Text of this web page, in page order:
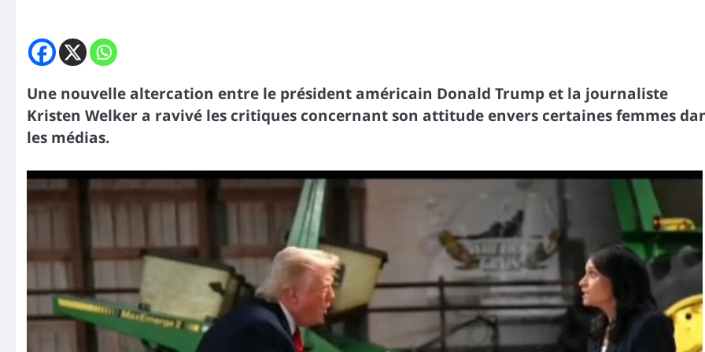
Une nouvelle altercation entre le président américain Donald Trump et la journaliste
Kristen Welker a ravivé les critiques concernant son attitude envers certaines femmes
les médias.